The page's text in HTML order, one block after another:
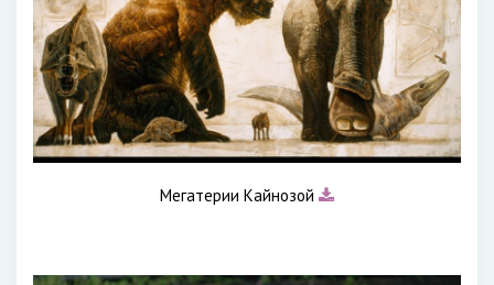
Мегатерии Кайнозой